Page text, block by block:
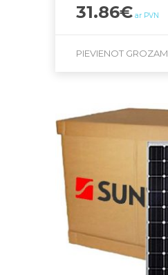
31.86€ ar PVN
PIEVIENOT GROZAM